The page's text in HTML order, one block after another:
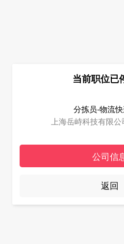
当前职位已
分拣员-物流
上海岳峙科技有限公
公司信
返回